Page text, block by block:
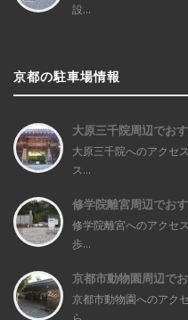
設...
京都の駐車場情報
大原三千院周辺でお
大原三千院へのアクセ
ス...
修学院離宮周辺でお
修学院離宮へのアクセ
歩...
京都市動物園周辺で
京都市動物園へのアク